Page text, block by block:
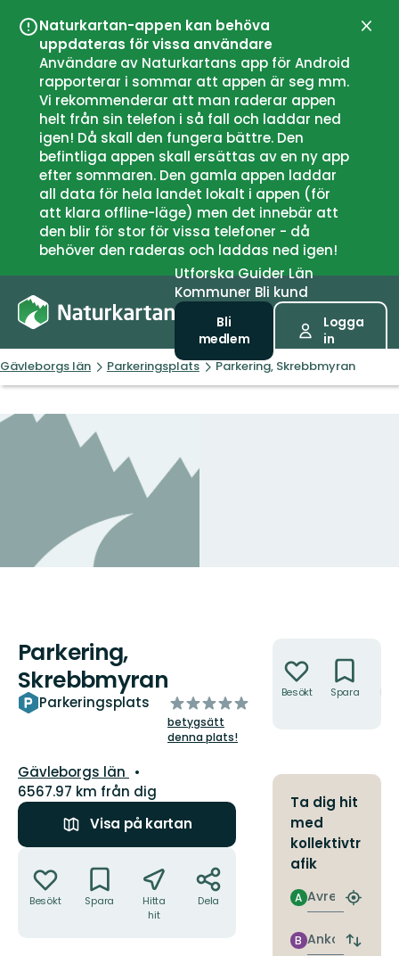
Naturkartan-appen kan behöva
uppdateras för vissa användare
Användare av Naturkartans app för Android
rapporterar i sommar att appen är seg mm.
Vi rekommenderar att man raderar appen
helt från sin telefon i så fall och laddar ned
igen! Då skall den fungera bättre. Den
befintliga appen skall ersättas av en ny app
efter sommaren. Den gamla appen laddar
all data för hela landet lokalt i appen (för
att klara offline-läge) men det innebär att
den blir för stor för vissa telefoner - då
behöver den raderas och laddas ned igen!
UtforskaGuiderLän
Kommuner Bli kund
Bli
medlem
Logga
in
Gävleborgs län Parkeringsplats Parkering, Skrebbmyran
Parkering,
Skrebbmyran
Parkeringsplats
av
5
stjärnor
betygsätt
denna plats!
Län:
Gävleborgs län
6567.97 km från dig
Visa på kartan
Besökt Spara
Hitta
hit
Dela
Besökt Spara
Ta dig hit
med
kollektivtr
afik
Avresa
A
Hitta
Ankomst
B
Byt